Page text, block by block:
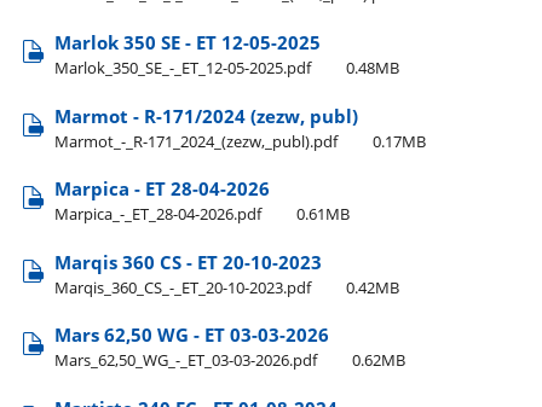
Marlok 350 SE - ET 12-05-2025
Marlok​_350​_SE​_-​_ET​_12-05-2025.pdf 0.48MB
Marmot - R-171/2024 (zezw, publ)
Marmot​_-​_R-171​_2024​_(zezw,​_publ).pdf 0.17MB
Marpica - ET 28-04-2026
Marpica​_-​_ET​_28-04-2026.pdf 0.61MB
Marqis 360 CS - ET 20-10-2023
Marqis​_360​_CS​_-​_ET​_20-10-2023.pdf 0.42MB
Mars 62,50 WG - ET 03-03-2026
Mars​_62,50​_WG​_-​_ET​_03-03-2026.pdf 0.62MB